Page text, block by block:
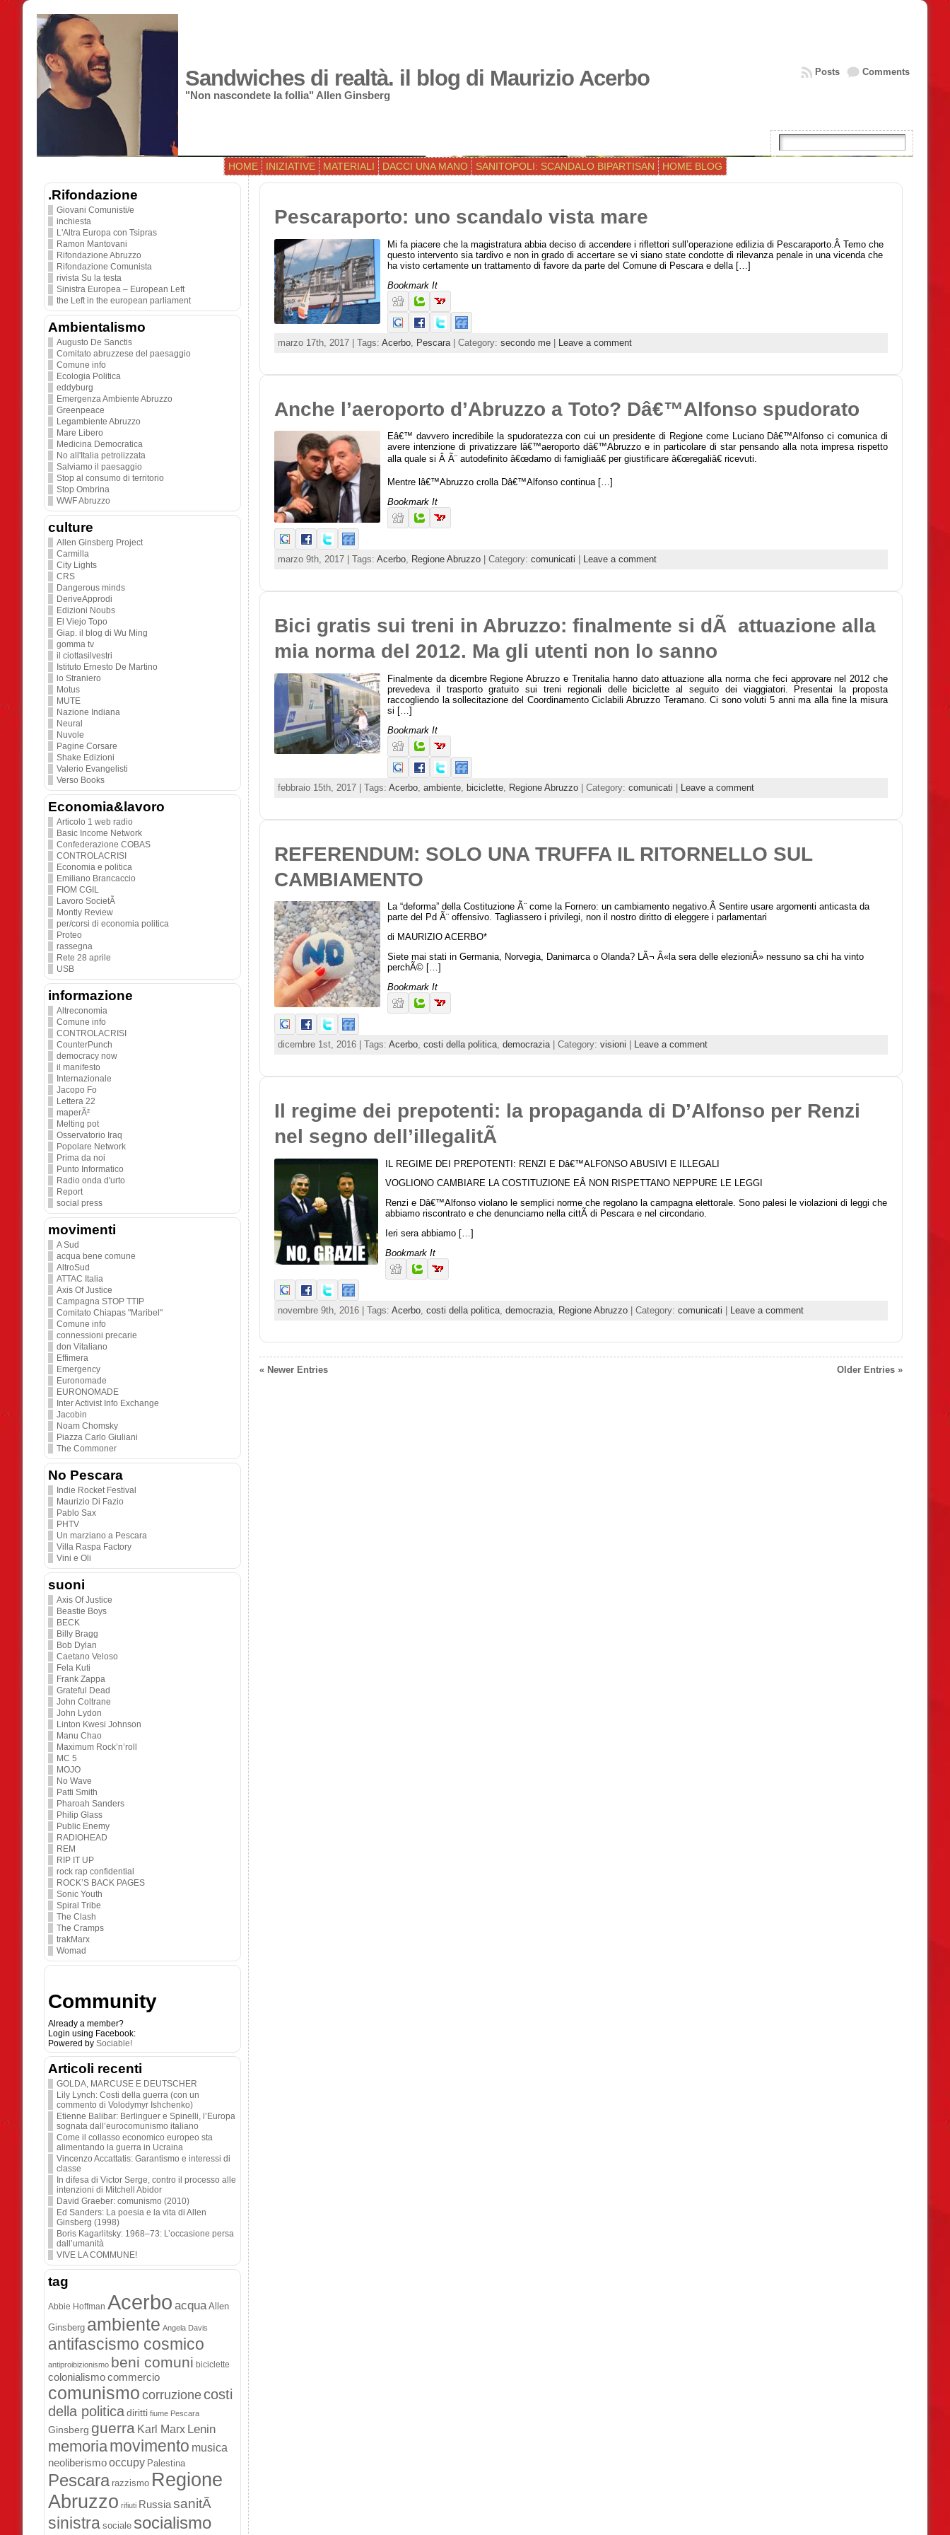
Sandwiches di realtà. il blog di Maurizio Acerbo
"Non nascondete la follia" Allen Ginsberg
Comments
Posts
HOME INIZIATIVE MATERIALI DACCI UNA MANO SANITOPOLI: SCANDALO BIPARTISAN HOME BLOG
.Rifondazione
Giovani Comunisti/e
inchiesta
L'Altra Europa con Tsipras
Ramon Mantovani
Rifondazione Abruzzo
Rifondazione Comunista
rivista Su la testa
Sinistra Europea – European Left
the Left in the european parliament
Ambientalismo
Augusto De Sanctis
Comitato abruzzese del paesaggio
Comune info
Ecologia Politica
eddyburg
Emergenza Ambiente Abruzzo
Greenpeace
Legambiente Abruzzo
Mare Libero
Medicina Democratica
No all'Italia petrolizzata
Salviamo il paesaggio
Stop al consumo di territorio
Stop Ombrina
WWF Abruzzo
culture
Allen Ginsberg Project
Carmilla
City Lights
CRS
Dangerous minds
DeriveApprodi
Edizioni Noubs
El Viejo Topo
Giap. il blog di Wu Ming
gomma tv
il ciottasilvestri
Istituto Ernesto De Martino
lo Straniero
Motus
MUTE
Nazione Indiana
Neural
Nuvole
Pagine Corsare
Shake Edizioni
Valerio Evangelisti
Verso Books
Economia&lavoro
Articolo 1 web radio
Basic Income Network
Confederazione COBAS
CONTROLACRISI
Economia e politica
Emiliano Brancaccio
FIOM CGIL
Lavoro SocietÃ
Montly Review
per/corsi di economia politica
Proteo
rassegna
Rete 28 aprile
USB
informazione
Altreconomia
Comune info
CONTROLACRISI
CounterPunch
democracy now
il manifesto
Internazionale
Jacopo Fo
Lettera 22
maperÃ²
Melting pot
Osservatorio Iraq
Popolare Network
Prima da noi
Punto Informatico
Radio onda d'urto
Report
social press
movimenti
A Sud
acqua bene comune
AltroSud
ATTAC Italia
Axis Of Justice
Campagna STOP TTIP
Comitato Chiapas "Maribel"
Comune info
connessioni precarie
don Vitaliano
Effimera
Emergency
Euronomade
EURONOMADE
Inter Activist Info Exchange
Jacobin
Noam Chomsky
Piazza Carlo Giuliani
The Commoner
No Pescara
Indie Rocket Festival
Maurizio Di Fazio
Pablo Sax
PHTV
Un marziano a Pescara
Villa Raspa Factory
Vini e Oli
suoni
Axis Of Justice
Beastie Boys
BECK
Billy Bragg
Bob Dylan
Caetano Veloso
Fela Kuti
Frank Zappa
Grateful Dead
John Coltrane
John Lydon
Linton Kwesi Johnson
Manu Chao
Maximum Rock’n’roll
MC 5
MOJO
No Wave
Patti Smith
Pharoah Sanders
Philip Glass
Public Enemy
RADIOHEAD
REM
RIP IT UP
rock rap confidential
ROCK’S BACK PAGES
Sonic Youth
Spiral Tribe
The Clash
The Cramps
trakMarx
Womad
Community
Already a member?
Login using Facebook:
Powered by Sociable!
Articoli recenti
GOLDA, MARCUSE E DEUTSCHER
Lily Lynch: Costi della guerra (con un
commento di Volodymyr Ishchenko)
Etienne Balibar: Berlinguer e Spinelli, l’Europa
sognata dall’eurocomunismo italiano
Come il collasso economico europeo sta
alimentando la guerra in Ucraina
Vincenzo Accattatis: Garantismo e interessi di
classe
In difesa di Victor Serge, contro il processo alle
intenzioni di Mitchell Abidor
David Graeber: comunismo (2010)
Ed Sanders: La poesia e la vita di Allen
Ginsberg (1998)
Boris Kagarlitsky: 1968–73: L’occasione persa
dall’umanità
VIVE LA COMMUNE!
tag
Abbie Hoffman Acerbo acqua Allen
Ginsberg ambiente Angela Davis
antifascismo cosmico
antiproibizionismo beni comuni biciclette
colonialismocommercio
comunismocorruzionecosti
della politicadiritti fiume Pescara
Ginsberg guerra Karl Marx Lenin
memoriamovimento musica
neoliberismooccupy Palestina
Pescara razzismo Regione
Abruzzo rifiuti RussiasanitÃ
sinistra sociale socialismo
Pescaraporto: uno scandalo vista mare
Mi fa piacere che la magistratura abbia deciso di accendere i riflettori sull’operazione edilizia di Pescaraporto.Â Temo che
questo intervento sia tardivo e non in grado di accertare se vi siano state condotte di rilevanza penale in una vicenda che
ha visto certamente un trattamento di favore da parte del Comune di Pescara e della […]
Bookmark It
marzo 17th, 2017 | Tags: Acerbo Pescara | Category: secondo me | Leave a comment
Anche l’aeroporto d’Abruzzo a Toto? Dâ€™Alfonso spudorato
Eâ€™ davvero incredibile la spudoratezza con cui un presidente di Regione come Luciano Dâ€™Alfonso ci comunica di
avere intenzione di privatizzare lâ€™aeroporto dâ€™Abruzzo e in particolare di star pensando alla nota impresa rispetto
alla quale si Â Ã¨ autodefinito â€œdamo di famigliaâ€ per giustificare â€œregaliâ€ ricevuti.
Mentre lâ€™Abruzzo crolla Dâ€™Alfonso continua […]
Bookmark It
marzo 9th, 2017 | Tags: Acerbo Regione Abruzzo | Category: comunicati Leave a comment
Bici gratis sui treni in Abruzzo: finalmente si dÃ attuazione alla
mia norma del 2012. Ma gli utenti non lo sanno
Finalmente da dicembre Regione Abruzzo e Trenitalia hanno dato attuazione alla norma che feci approvare nel 2012 che
prevedeva il trasporto gratuito sui treni regionali delle biciclette al seguito dei viaggiatori. Presentai la proposta
raccogliendo la sollecitazione del Coordinamento Ciclabili Abruzzo Teramano. Ci sono voluti 5 anni ma alla fine la misura
si […]
Bookmark It
febbraio 15th, 2017 | Tags: Acerbo ambiente biciclette Regione Abruzzo | Category: comunicati | Leave a comment
REFERENDUM: SOLO UNA TRUFFA IL RITORNELLO SUL
CAMBIAMENTO
La “deforma” della Costituzione Ã¨ come la Fornero: un cambiamento negativo.Â Sentire usare argomenti anticasta da
parte del Pd Ã¨ offensivo. Tagliassero i privilegi, non il nostro diritto di eleggere i parlamentari
di MAURIZIO ACERBO*
Siete mai stati in Germania, Norvegia, Danimarca o Olanda? LÃ¬ Â«la sera delle elezioniÂ» nessuno sa chi ha vinto
perchÃ© […]
Bookmark It
dicembre 1st, 2016 | Tags: Acerbo costi della politica democrazia | Category: visioni Leave a comment
Il regime dei prepotenti: la propaganda di D’Alfonso per Renzi
nel segno dell’illegalitÃ
IL REGIME DEI PREPOTENTI: RENZI E Dâ€™ALFONSO ABUSIVI E ILLEGALI
VOGLIONO CAMBIARE LA COSTITUZIONE EÂ NON RISPETTANO NEPPURE LE LEGGI
Renzi e Dâ€™Alfonso violano le semplici norme che regolano la campagna elettorale. Sono palesi le violazioni di leggi che
abbiamo riscontrato e che denunciamo nella cittÃ di Pescara e nel circondario.
Ieri sera abbiamo […]
Bookmark It
novembre 9th, 2016 | Tags: Acerbo costi della politica democrazia Regione Abruzzo | Category: comunicati Leave a comment
« Newer Entries Older Entries »